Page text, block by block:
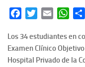
FacebookTwitterEmail
Los 34 estudiantes en
Examen Clínico
Hospital Privado de la